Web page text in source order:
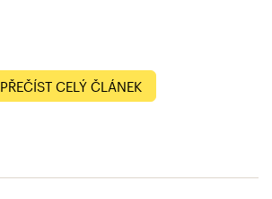
PŘEČÍST CELÝ ČLÁNEK